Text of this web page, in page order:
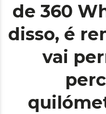
de 360
disso, é
vai